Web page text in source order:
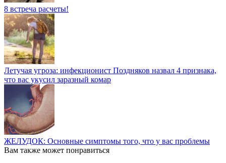
8 встреча расчеты!
Летучая угроза: инфекционист Поздняков назвал 4 признака,
что вас укусил заразный комар
ЖЕЛУДОК: Основные симптомы того, что у вас проблемы
Вам также может понравиться